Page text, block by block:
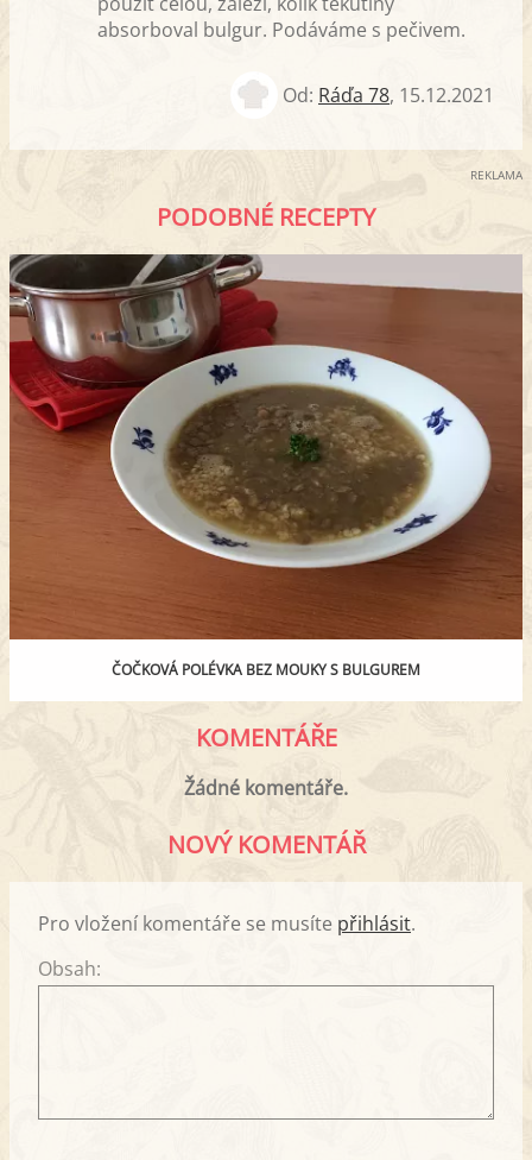
absorboval bulgur. Podáváme s pečivem.
Od: Ráďa 78, 15.12.2021
REKLAMA
PODOBNÉ RECEPTY
ČOČKOVÁ POLÉVKA BEZ MOUKY S BULGUREM
KOMENTÁŘE
Žádné komentáře.
NOVÝ KOMENTÁŘ
Pro vložení komentáře se musíte přihlásit.
Obsah: